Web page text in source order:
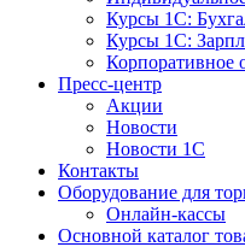
Курсы 1С:
Курсы 1С:
Корпоративное
Пресс-центр
Акции
Новости
Новости 1С
Контакты
Оборудование для
Онлайн-кассы
Основной каталог